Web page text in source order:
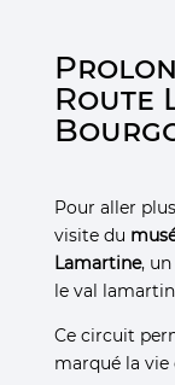
Route
Pour aller
visite du
Lamartine,
le val
Ce circuit
marqué la